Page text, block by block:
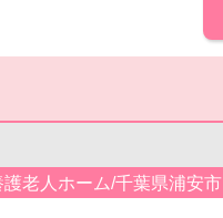
護老人ホーム/千葉県浦安市